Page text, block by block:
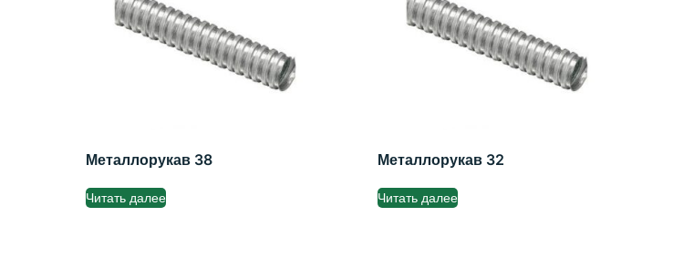
Металлорукав 38
Читать далее
Металлорукав 32
Читать далее